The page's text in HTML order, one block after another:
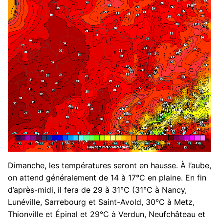
Dimanche, les températures seront en hausse. À l’aube,
on attend généralement de 14 à 17°C en plaine. En fin
d’après-midi, il fera de 29 à 31°C (31°C à Nancy,
Lunéville, Sarrebourg et Saint-Avold, 30°C à Metz,
Thionville et Épinal et 29°C à Verdun, Neufchâteau et